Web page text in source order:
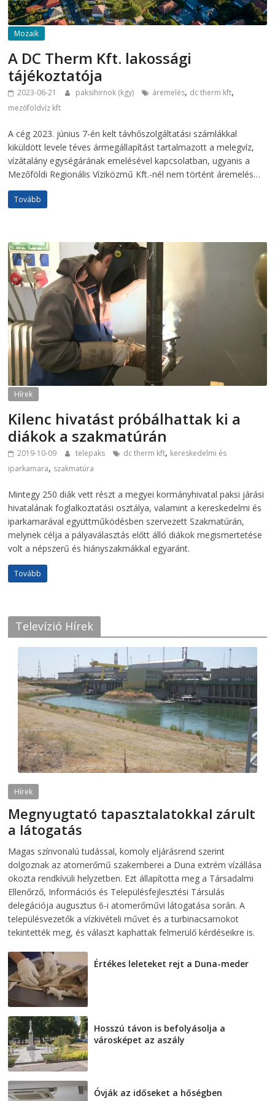
Mozaik
A DC Therm Kft. lakossági
tájékoztatója
2023-06-21 paksihirnok (kgy) áremelés, dc therm kft,
mezőföldvíz kft
A cég 2023. június 7-én kelt távhőszolgáltatási számlákkal
kiküldött levele téves ármegállapítást tartalmazott a melegvíz,
vízátalány egységárának emelésével kapcsolatban, ugyanis a
Mezőföldi Regionális Víziközmű Kft.-nél nem történt áremelés…
Tovább
Hírek
Kilenc hivatást próbálhattak ki a
diákok a szakmatúrán
2019-10-09 telepaks dc therm kft, kereskedelmi és
iparkamara, szakmatúra
Mintegy 250 diák vett részt a megyei kormányhivatal paksi járási
hivatalának foglalkoztatási osztálya, valamint a kereskedelmi és
iparkamarával együttműködésben szervezett Szakmatúrán,
melynek célja a pályaválasztás előtt álló diákok megismertetése
volt a népszerű és hiányszakmákkal egyaránt.
Tovább
Televízió Hírek
Hírek
Megnyugtató tapasztalatokkal zárult
a látogatás
Magas színvonalú tudással, komoly eljárásrend szerint
dolgoznak az atomerőmű szakemberei a Duna extrém vízállása
okozta rendkívüli helyzetben. Ezt állapította meg a Társadalmi
Ellenőrző, Információs és Településfejlesztési Társulás
delegációja augusztus 6-i atomerőművi látogatása során. A
településvezetők a vízkivételi művet és a turbinacsarnokot
tekintették meg, és választ kaphattak felmerülő kérdéseikre is.
Értékes leleteket rejt a Duna-meder
Hosszú távon is befolyásolja a
városképet az aszály
Óvják az időseket a hőségben